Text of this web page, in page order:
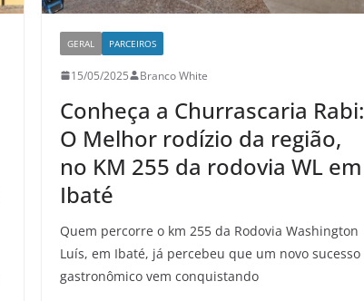
GERAL PARCEIROS
15/05/2025 Branco White
Conheça a Churrascaria Rabi:
O Melhor rodízio da região,
no KM 255 da rodovia WL em
Ibaté
Quem percorre o km 255 da Rodovia Washington
Luís, em Ibaté, já percebeu que um novo sucesso
gastronômico vem conquistando